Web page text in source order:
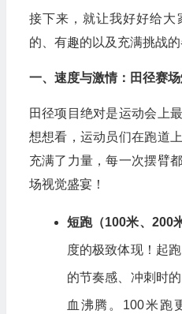
接下来，就让我好好给
的、有趣的以及充满挑战的
一、速度与激情：田径赛场
田径项目绝对是运动会上
想想看，运动员们在跑道
充满了力量，每一次摆臂
场视觉盛宴！
短跑（100米、200
度的极致体现！起
的节奏感、冲刺时
血沸腾。100米跑